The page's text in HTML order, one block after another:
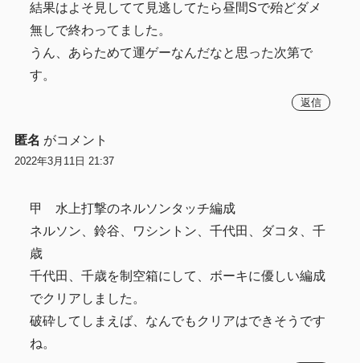
結果はよそ見してて見逃してたら昼間Sで殆どダメ
無しで終わってました。
うん、あらためて運ゲーなんだなと思った次第で
す。
返信
匿名 がコメント
2022年3月11日 21:37
甲 水上打撃のネルソンタッチ編成
ネルソン、鈴谷、ワシントン、千代田、ダコタ、千
歳
千代田、千歳を制空箱にして、ボーキに優しい編成
でクリアしました。
破砕してしまえば、なんでもクリアはできそうです
ね。